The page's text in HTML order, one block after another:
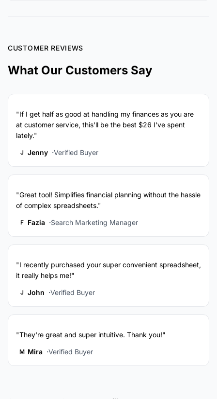
CUSTOMER REVIEWS
What Our Customers Say
"If I get half as good at handling my finances as you are
at customer service, this'll be the best $26 I've spent
lately."
J Jenny Verified Buyer
"Great tool! Simplifies financial planning without the hassle
of complex spreadsheets."
F Fazia Search Marketing Manager
"I recently purchased your super convenient spreadsheet,
it really helps me!"
J John Verified Buyer
"They're great and super intuitive. Thank you!"
M Mira Verified Buyer